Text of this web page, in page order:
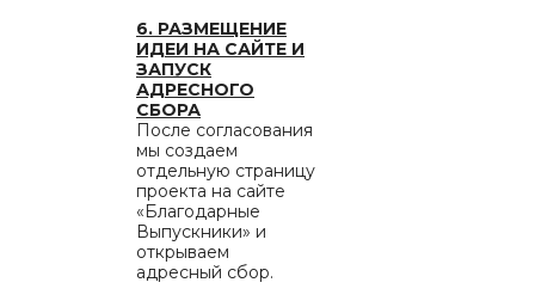
6. РАЗМЕЩЕНИЕ
ИДЕИ НА САЙТЕ И
ЗАПУСК
АДРЕСНОГО
СБОРА
После согласования
мы создаем
отдельную страницу
проекта на сайте
«Благодарные
Выпускники» и
открываем
адресный сбор.